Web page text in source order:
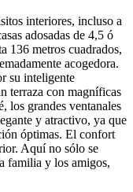
interiores, incluso a
adosadas de 4,5 ó
136 metros cuadrados,
acogedora.
su inteligente
terraza con magníficas
los grandes ventanales
y atractivo, ya que
óptimas. El confort
Aquí no sólo se
familia y los amigos,